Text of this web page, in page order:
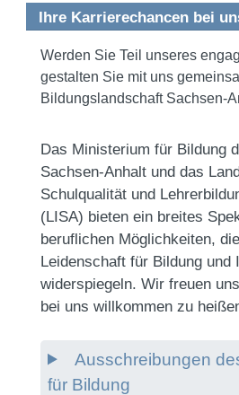
Ihre Karrierechancen bei
Werden Sie Teil unseres
gestalten Sie mit uns
Bildungslandschaft Sachsen-
Das Ministerium für Bildung
Sachsen-Anhalt und das
Schulqualität und
(LISA) bieten ein breites
beruflichen Möglichkeiten,
Leidenschaft für Bildung und
widerspiegeln. Wir freuen
bei uns willkommen zu
Ausschreibungen
für Bildung